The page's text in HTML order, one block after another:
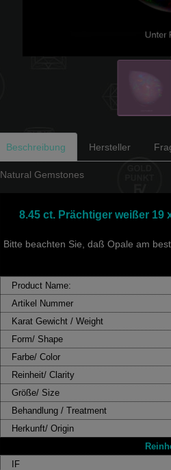
Beschreibung Hersteller
Natural Gemstones
8.45 ct. Prächtiger weißer 19
Bitte beachten Sie, daß Opale am
Product Name:
Artikel Nummer
Karat Gewicht / Weight
Form/ Shape
Farbe/ Color
Reinheit/ Clarity
Größe/ Size
Behandlung / Treatment
Herkunft/ Origin
IF